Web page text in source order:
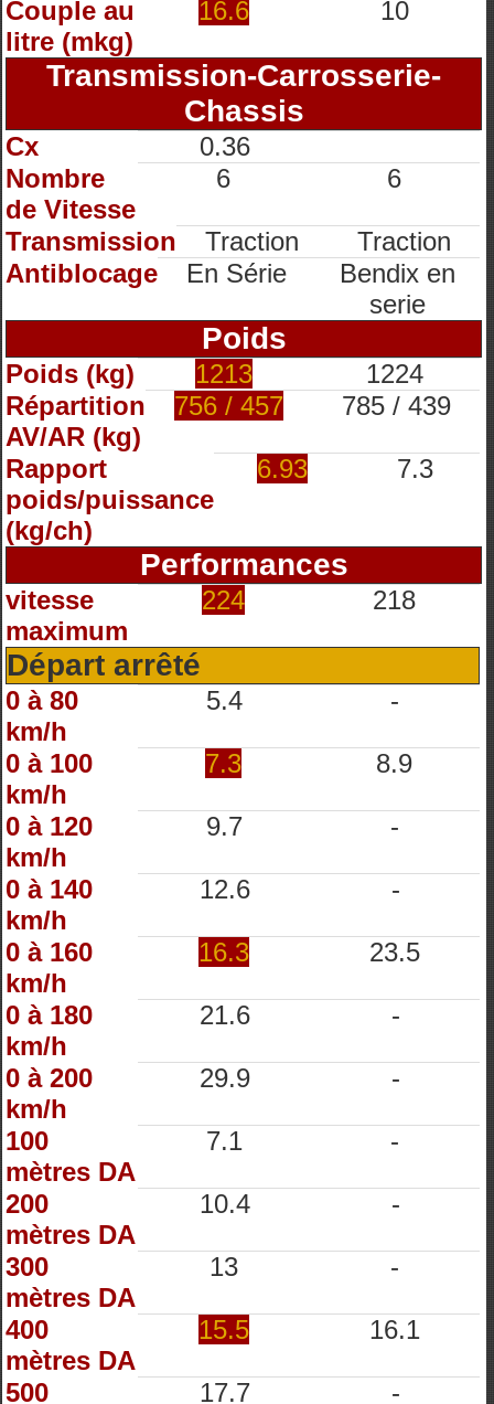
Couple au
litre (mkg)
16.6 10
Transmission-Carrosserie-
Chassis
Cx
0.36
Nombre
de Vitesse
6 6
Transmission Traction
Traction
Antiblocage
En Série
Bendix en
serie
Poids
Poids (kg) 1213
1224
Répartition
AV/AR (kg)
756 / 457 785 / 439
Rapport
poids/puissance
(kg/ch)
6.93 7.3
Performances
vitesse
maximum
224 218
Départ arrêté
0 à 80
km/h
5.4 -
0 à 100
km/h
7.3 8.9
0 à 120
km/h
9.7 -
0 à 140
km/h
12.6 -
0 à 160
km/h
16.3 23.5
0 à 180
km/h
21.6 -
0 à 200
km/h
29.9 -
100
mètres DA
7.1 -
200
mètres DA
10.4 -
300
mètres DA
13 -
400
mètres DA
15.5 16.1
500
17.7 -